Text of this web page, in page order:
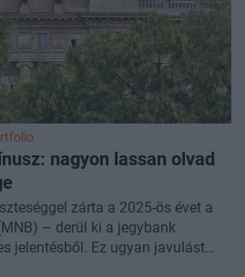
nagyon lassan olvad
zárta a 2025-ös évet a
– derül ki a jegybank
jelentésből. Ez ugyan javulást